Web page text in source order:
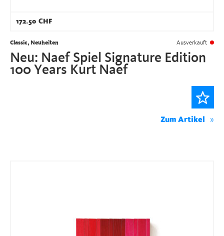
172.50 CHF
Classic, Neuheiten Ausverkauft
Neu: Naef Spiel Signature Edition
100 Years Kurt Naef
Zum Artikel